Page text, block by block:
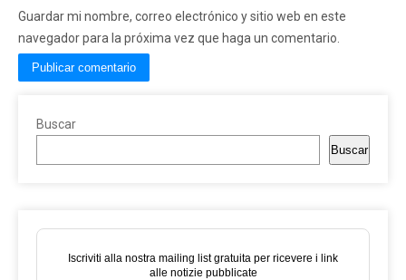
Guardar mi nombre, correo electrónico y sitio web en este
navegador para la próxima vez que haga un comentario.
Buscar
Buscar
Iscriviti alla nostra mailing list gratuita per ricevere i link
alle notizie pubblicate